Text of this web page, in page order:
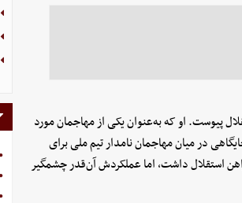
پیوست. او که به‌عنوان یکی از مهاجمان مورد
در میان مهاجمان نامدار تیم ملی برای
استقلال داشت، اما عملکردش آن‌قدر چشمگیر